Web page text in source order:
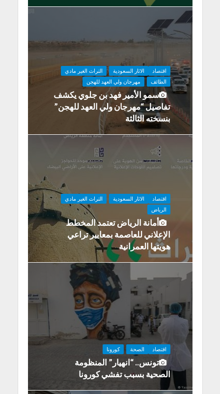
اقتصاد الاثار السعودية
التراث الغير مادي
الطائف
مهرجان ولي العهد للهجن
سمو الأمير فهد بن جلوي يكشف
تفاصيل “مهرجان ولي العهد للهجن”
بنسخته الثالثة
اقتصاد الاثار السعودية
التراث الغير مادي
الرياض
أمانة الرياض تعتمد المخطط
الإعلاني للعاصمة بمعايير تراعي
هويتها العمرانية
اقتصاد الصحة كورونا
تونس.. “انهيار” المنظومة
الصحية بسبب تفشي كورونا